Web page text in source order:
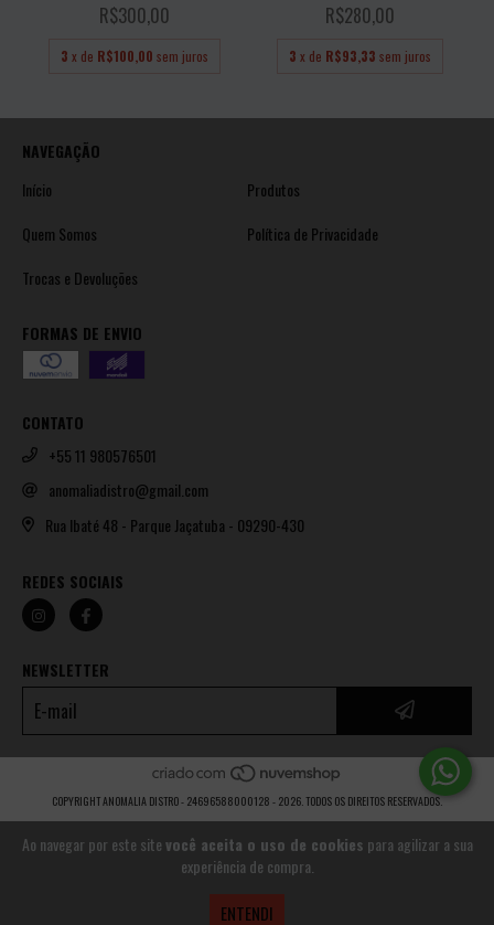
Ao navegar por este sitevocê aceita o uso de cookies para agilizar a sua
experiência de compra.
ENTENDI
R$300,00
3 x de R$100,00 sem juros
R$280,00
3 x de R$93,33 sem juros
NAVEGAÇÃO
Início
Produtos
Quem Somos
Política de Privacidade
Trocas e Devoluções
FORMAS DE ENVIO
CONTATO
+55 11 980576501
anomaliadistro@gmail.com
Rua Ibaté 48 - Parque Jaçatuba - 09290-430
REDES SOCIAIS
NEWSLETTER
COPYRIGHT ANOMALIA DISTRO - 24696588000128 - 2026. TODOS OS DIREITOS RESERVADOS.